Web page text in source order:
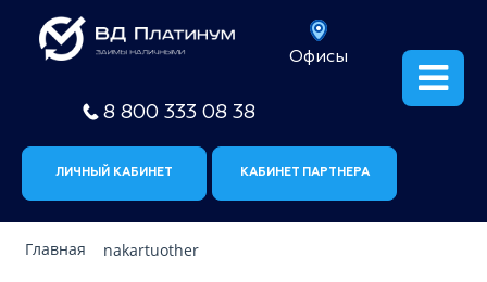
Офисы
8 800 333 08 38
ЛИЧНЫЙ КАБИНЕТ КАБИНЕТ ПАРТНЕРА
Главная nakartuother